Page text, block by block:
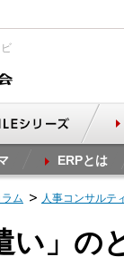
ERPとは
ム 人事コンサルテ
い」の